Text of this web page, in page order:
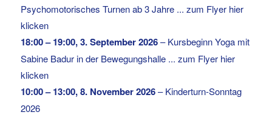
Psychomotorisches Turnen ab 3 Jahre ... zum Flyer hier
klicken
18:00– 19:00,3. September 2026–Kursbeginn Yoga mit
Sabine Badur in der Bewegungshalle ... zum Flyer hier
klicken
10:00– 13:00,8. November 2026–Kinderturn-Sonntag
2026